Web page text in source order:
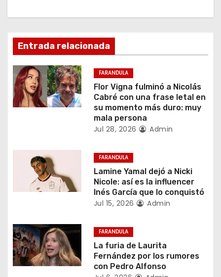
g
a
c
i
n
e
n
t
Entrada relacionada
FARANDULA
Flor Vigna fulminó a Nicolás
Cabré con una frase letal en
su momento más duro: muy
mala persona
Jul 28, 2026 Admin
FARANDULA
Lamine Yamal dejó a Nicki
Nicole: así es la influencer
Inés García que lo conquistó
Jul 15, 2026 Admin
FARANDULA
La furia de Laurita
Fernández por los rumores
con Pedro Alfonso